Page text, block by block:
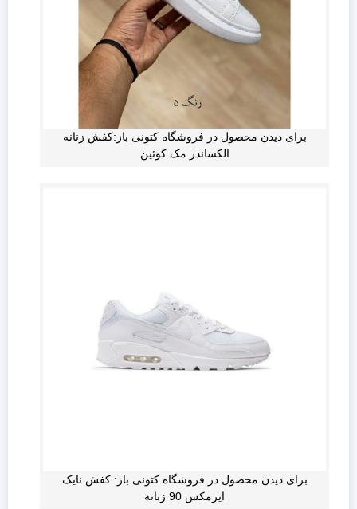
برای دیدن محصول در فروشگاه کتونی باز:کفش زنانه
الکساندر مک کوئین
برای دیدن محصول در فروشگاه کتونی باز: کفش نایک
ایرمکس 90 زنانه